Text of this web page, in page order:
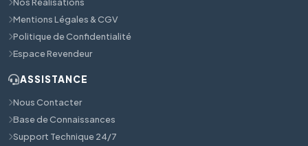
Mentions Légales & CGV
Politique de Confidentialité
Espace Revendeur
ASSISTANCE
Nous Contacter
Base de Connaissances
Support Technique 24/7